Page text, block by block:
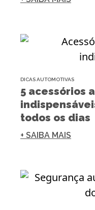
DICAS AUTOMOTIVAS
5 acessórios
todos os dias
+ SAIBA MAIS